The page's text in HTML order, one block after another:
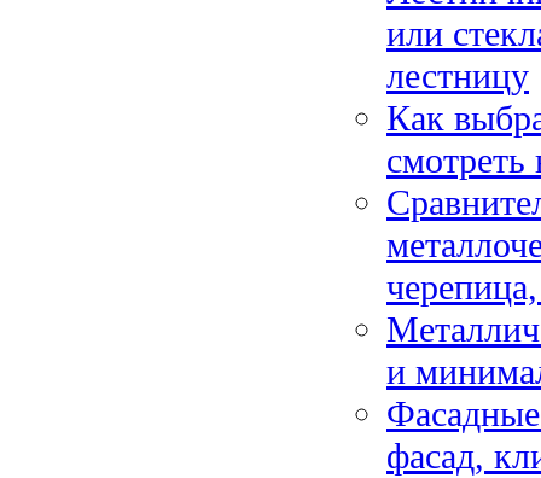
или
лестницу
Как
смотреть
и
фасад,